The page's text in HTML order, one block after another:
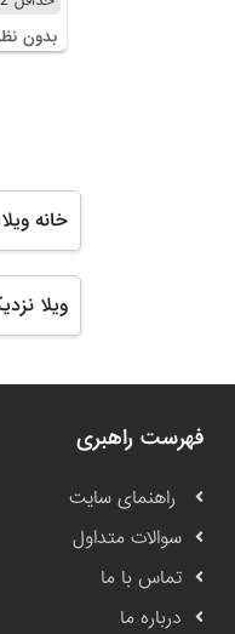
بدون
خانه
ویلا
فهرست راهبری
راهنمای سایت
سوالات متداول
تماس با ما
درباره ما